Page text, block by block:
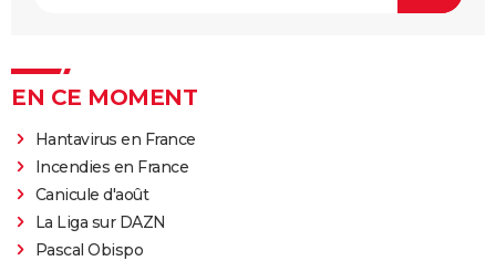
EN CE MOMENT
Hantavirus en France
Incendies en France
Canicule d'août
La Liga sur DAZN
Pascal Obispo